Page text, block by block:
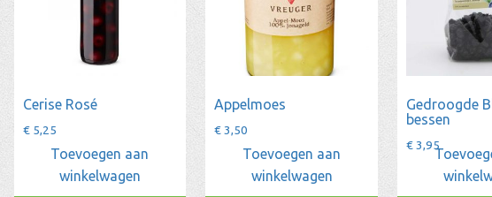
Cerise Rosé
€5,25
Toevoegen aan
winkelwagen
Appelmoes
€3,50
Toevoegen aan
winkelwagen
Gedroogde
bessen
€3,95